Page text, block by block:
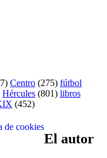
Centro (275) fútbol
Hércules (801) libros
(452)
de cookies
El autor